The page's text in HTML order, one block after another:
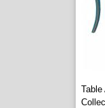
Table